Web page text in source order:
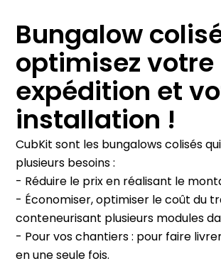
Bungalow
optimisez votre
expédition et
installation !
CubKit sont les bungalows colisés
plusieurs besoins :
- Réduire le prix en réalisant le
- Économiser, optimiser le coût du
conteneurisant plusieurs modules
- Pour vos chantiers : pour faire
en une seule fois.